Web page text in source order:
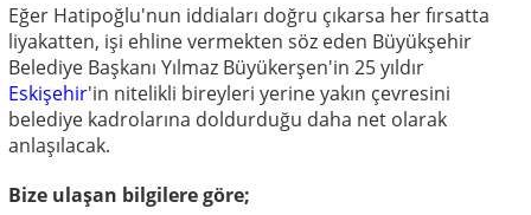
Eğer Hatipoğlu'nun iddiaları doğru çıkarsa her fırsatta
liyakatten, işi ehline vermekten söz eden Büyükşehir
Belediye Başkanı Yılmaz Büyükerşen'in 25 yıldır
Eskişehir'in nitelikli bireyleri yerine yakın çevresini
belediye kadrolarına doldurduğu daha net olarak
anlaşılacak.
Bize ulaşan bilgilere göre;